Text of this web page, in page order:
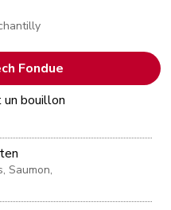
Fondue
bouillon
Saumon,